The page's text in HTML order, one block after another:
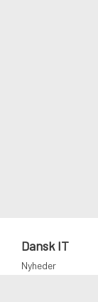
Dansk IT
Nyheder